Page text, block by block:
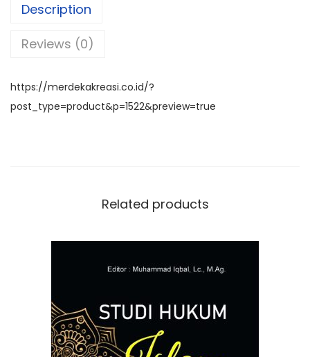
e
o
o
k
ts
A
p m
Description
Reviews (0)
https://merdekakreasi.co.id/?
post_type=product&p=1522&preview=true
Related products